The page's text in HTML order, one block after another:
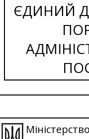
ЄДИНИЙ